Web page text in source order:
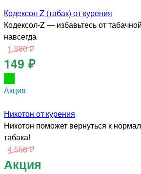
Кодексол Z (табак) от курения
Кодексол-Z — избавьтесь от
навсегда
1 980 ₽
149 ₽
Акция
Никотон от курения
Никотон поможет вернуться к
табака!
4 558 ₽
Акция